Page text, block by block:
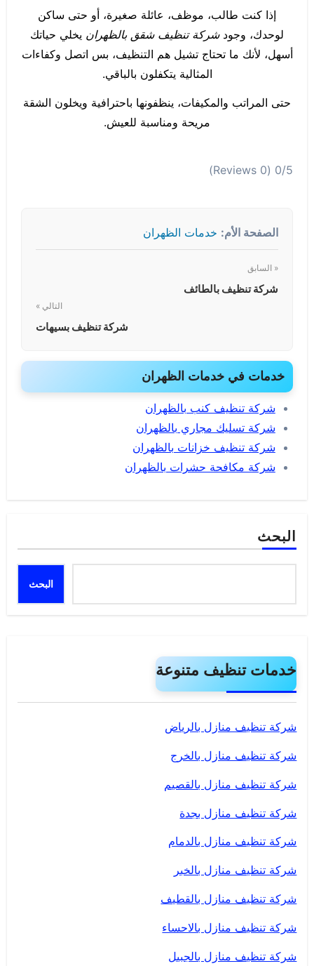
إذا كنت طالب، موظف، عائلة صغيرة، أو حتى ساكن
لوحدك، وجودشركة تنظيف شقق بالظهران يخلي حياتك
أسهل، لأنك ما تحتاج تشيل هم التنظيف، بس اتصل وكفاءات
المثالية يتكفلون بالباقي.
حتى المراتب والمكيفات، ينظفونها باحترافية ويخلون الشقة
مريحة ومناسبة للعيش.
0/5
(0 Reviews)
الصفحة الأم: خدمات الظهران
« السابق
شركة تنظيف بالطائف
التالي »
شركة تنظيف بسيهات
خدمات في خدمات الظهران
شركة تنظيف كنب بالظهران
شركة تسليك مجاري بالظهران
شركة تنظيف خزانات بالظهران
شركة مكافحة حشرات بالظهران
البحث
البحث
خدمات تنظيف متنوعة
شركة تنظيف منازل بالرياض
شركة تنظيف منازل بالخرج
شركة تنظيف منازل بالقصيم
شركة تنظيف منازل بجدة
شركة تنظيف منازل بالدمام
شركة تنظيف منازل بالخبر
شركة تنظيف منازل بالقطيف
شركة تنظيف منازل بالاحساء
شركة تنظيف منازل بالجبيل